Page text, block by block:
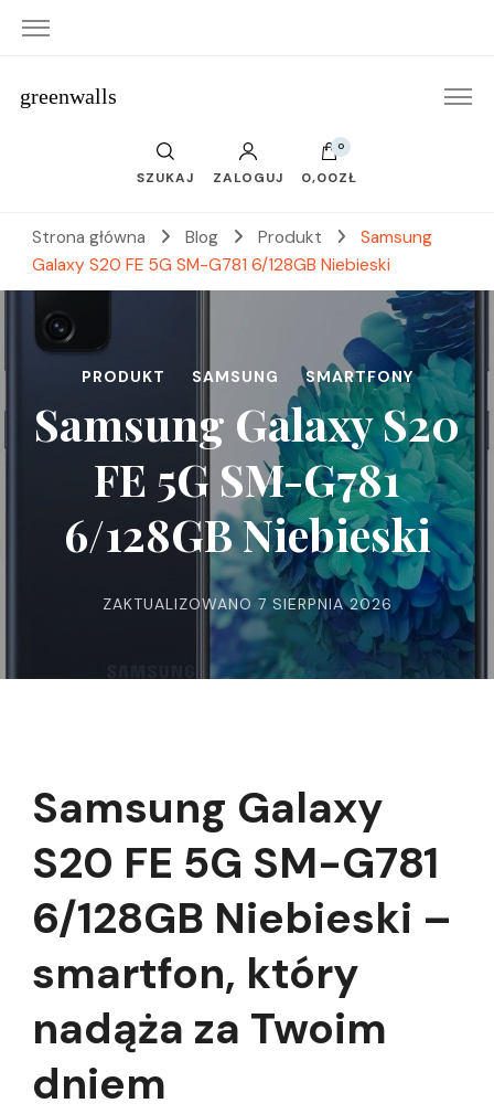
greenwalls
SZUKAJ ZALOGUJ
0
0,00ZŁ
Strona główna Blog Produkt
Samsung
Galaxy S20 FE 5G SM-G781 6/128GB Niebieski
PRODUKT SAMSUNG SMARTFONY
Samsung Galaxy S20
FE 5G SM-G781
6/128GB Niebieski
ZAKTUALIZOWANO 7 SIERPNIA 2026
Samsung Galaxy
S20 FE 5G SM-G781
6/128GB Niebieski –
smartfon, który
nadąża za Twoim
dniem